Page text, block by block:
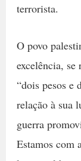
terrorista.
O povo
excelência, se
“dois pesos e
relação à sua
guerra
Estamos com